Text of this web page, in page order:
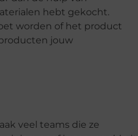
hebt gekocht.
worden of het product
jouw
veel teams die ze